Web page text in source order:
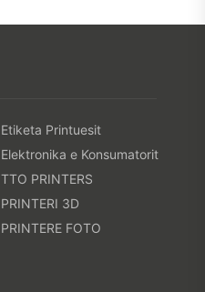
Etiketa Printuesit
Elektronika e Konsumatorit
TTO PRINTERS
PRINTERI 3D
PRINTERE FOTO